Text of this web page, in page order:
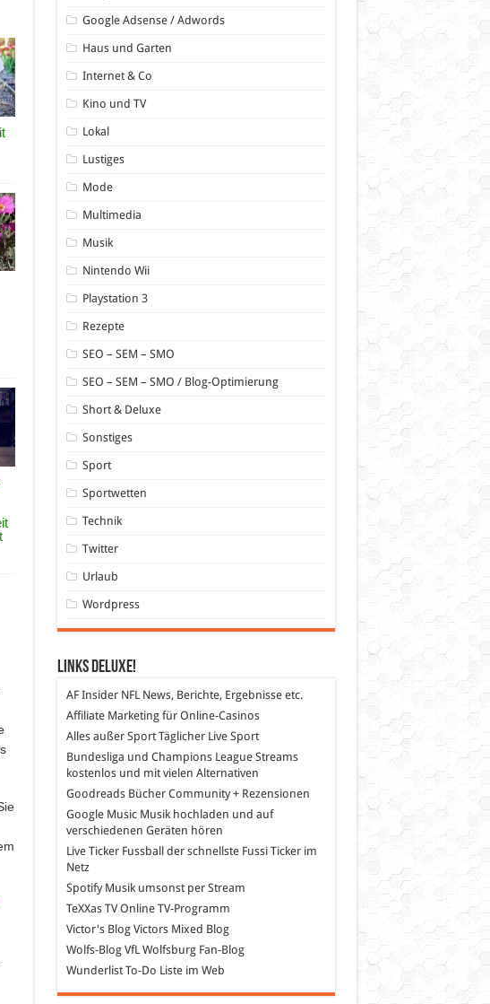
Google Adsense / Adwords
Haus und Garten
Internet & Co
Kino und TV
Lokal
Lustiges
Mode
Multimedia
Musik
Nintendo Wii
Playstation 3
Rezepte
SEO – SEM – SMO
SEO – SEM – SMO / Blog-Optimierung
Short & Deluxe
Sonstiges
Sport
Sportwetten
Technik
Twitter
Urlaub
Wordpress
Links DeLuXe!
AF InsiderNFL News, Berichte, Ergebnisse etc.
Affiliate Marketingfür Online-Casinos
Alles außer SportTäglicher Live Sport
Bundesliga und Champions League Streams
kostenlos und mit vielen Alternativen
GoodreadsBücher Community + Rezensionen
Google MusicMusik hochladen und auf
verschiedenen Geräten hören
Live Ticker Fussball
der schnellste Fussi Ticker im
Netz
SpotifyMusik umsonst per Stream
TeXXas TVOnline TV-Programm
Victor's BlogVictors Mixed Blog
Wolfs-BlogVfL Wolfsburg Fan-Blog
WunderlistTo-Do Liste im Web